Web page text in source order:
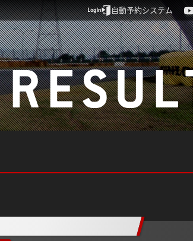
自動予約システム